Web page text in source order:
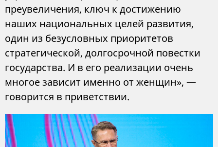
преувеличения, ключ к достижению
наших национальных целей развития,
один из безусловных приоритетов
стратегической, долгосрочной повестки
государства. И в его реализации очень
многое зависит именно от женщин», —
говорится в приветствии.